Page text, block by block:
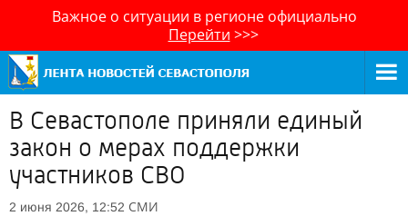
Важное о ситуации в регионе официально
Перейти >>>
В Севастополе приняли единый
закон о мерах поддержки
участников СВО
2 июня 2026, 12:52 СМИ